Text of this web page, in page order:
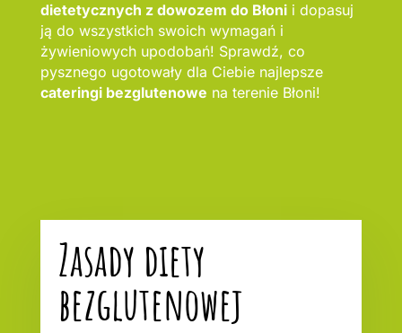
dietetycznych z dowozem do Błonii dopasuj
ją do wszystkich swoich wymagań i
żywieniowych upodobań! Sprawdź, co
pysznego ugotowały dla Ciebie najlepsze
cateringi bezglutenowe na terenie Błoni!
Zasady diety
bezglutenowej